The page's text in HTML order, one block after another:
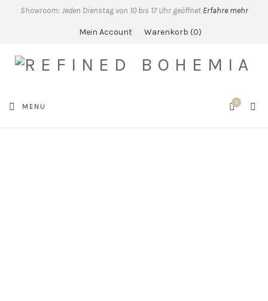
Showroom: Jeden Dienstag von 10 bis 17 Uhr geöffnet Erfahre mehr
Mein Account Warenkorb 0
MENU 0